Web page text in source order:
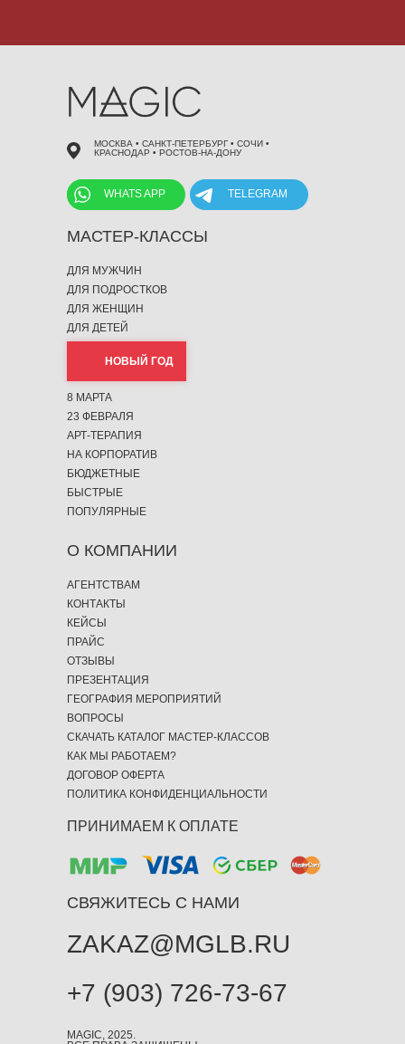
MAGIC, 2025.
TELEGRAM
МАСТЕР-КЛАССЫ
WHATS APP
О КОМПАНИИ
МОСКВА • САНКТ-ПЕТЕРБУРГ • СОЧИ •
КРАСНОДАР • РОСТОВ-НА-ДОНУ
ПРИНИМАЕМ К ОПЛАТЕ
ДЛЯ МУЖЧИН
ДЛЯ ПОДРОСТКОВ
ДЛЯ ЖЕНЩИН
ДЛЯ ДЕТЕЙ
НОВЫЙ ГОД
8 МАРТА
23 ФЕВРАЛЯ
АРТ-ТЕРАПИЯ
НА КОРПОРАТИВ
БЮДЖЕТНЫЕ
БЫСТРЫЕ
ПОПУЛЯРНЫЕ
СВЯЖИТЕСЬ С НАМИ
+7 (903) 726-73-67
ZAKAZ@MGLB.RU
АГЕНТСТВАМ
КОНТАКТЫ
КЕЙСЫ
ПРАЙС
ОТЗЫВЫ
ПРЕЗЕНТАЦИЯ
ГЕОГРАФИЯ МЕРОПРИЯТИЙ
ВОПРОСЫ
СКАЧАТЬ КАТАЛОГ МАСТЕР-КЛАССОВ
КАК МЫ РАБОТАЕМ?
ДОГОВОР ОФЕРТА
ПОЛИТИКА КОНФИДЕНЦИАЛЬНОСТИ